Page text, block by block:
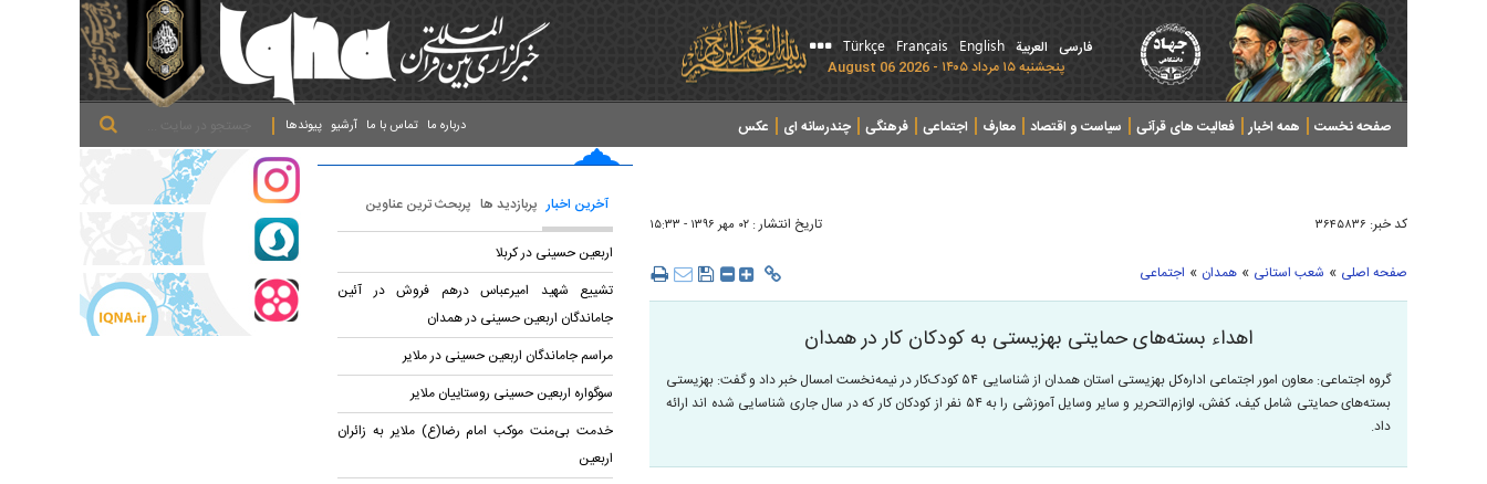
فارسی العربیة English
Français
Türkçe
پنجشنبه ۱۵ مرداد ۱۴۰۵ - 2026 August 06
صفحه نخست همه اخبار فعالیت های قرآنی سیاست و اقتصاد معارف اجتماعی فرهنگی چندرسانه ای عکس پیوندها آرشیو تماس با ما درباره ما
کد خبر: ۳۶۴۵۸۳۶ تاریخ انتشار : ۰۲ مهر ۱۳۹۶ - ۱۵:۳۳
صفحه اصلی » شعب استانی » همدان » اجتماعی
اهداء بسته‌های حمایتی بهزیستی به کودکان کار در همدان
گروه اجتماعی: معاون امور اجتماعی اداره‌کل بهزیستی استان همدان از شناسایی ۵۴ کودک‌کار در نیمه‌نخست امسال خبر داد و گفت: بهزیستی
بسته‌های حمایتی شامل کیف، کفش، لوازم‌التحریر و سایر وسایل آموزشی را به ۵۴ نفر از کودکان ‌کار که در سال جاری شناسایی شده اند ارائه
داد.
آخرین اخبار پربازدید ها پربحث ترین عناوین
اربعین حسینی در کربلا
تشییع شهید امیرعباس درهم فروش در آئین
جاماندگان اربعین حسینی در همدان
مراسم جاماندگان اربعین حسینی در ملایر
سوگواره اربعین حسینی روستاییان ملایر
خدمت بی‌منت موکب امام رضا(ع) ملایر به زائران
اربعین